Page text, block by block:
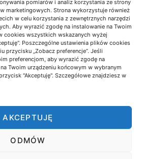
pomiarów i analiz korzystania ze strony
marketingowych. Strona wykorzystuje również
w celu korzystania z zewnętrznych narzędzi
Aby wyrazić zgodę na instalowanie na Twoim
cookies wszystkich wskazanych wyżej
Poszczególne ustawienia plików cookies
przycisku „Zobacz preferencje”. Jeśli
preferencjom, aby wyrazić zgodę na
Twoim urządzeniu końcowym w wybranym
"Akceptuję". Szczegółowe znajdziesz w
AKCEPTUJĘ
ODMÓW
SZLAKI NA KRÓTKI